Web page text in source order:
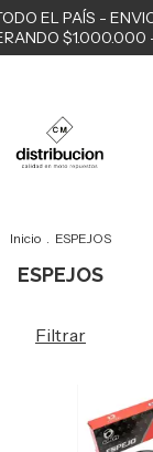
EL PAÍS -
$1.000.000
Inicio . ESPEJOS
ESPEJOS
Filtrar